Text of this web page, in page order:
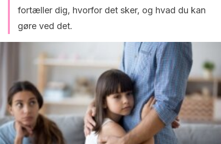
fortæller dig, hvorfor det sker, og hvad du kan
gøre ved det.